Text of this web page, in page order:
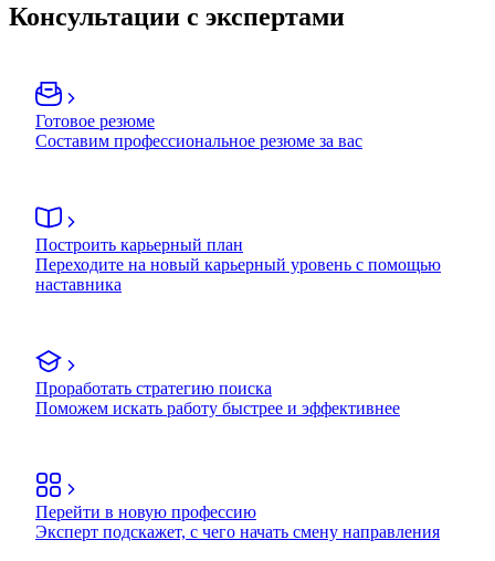
Консультации с экспертами
Готовое резюме
Составим профессиональное резюме за вас
Построить карьерный план
Переходите на новый карьерный уровень с помощью
наставника
Проработать стратегию поиска
Поможем искать работу быстрее и эффективнее
Перейти в новую профессию
Эксперт подскажет, с чего начать смену направления